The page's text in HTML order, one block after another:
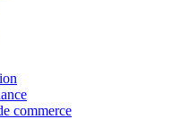
commerce